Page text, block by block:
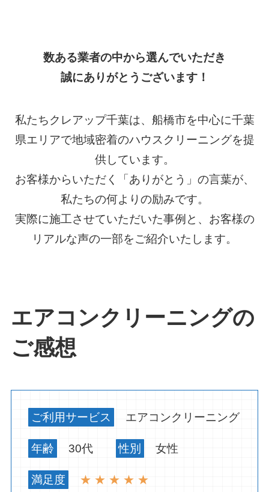
数ある業者の中から選んでいただき
誠にありがとうございます！
私たちクレアップ千葉は、船橋市を中心に千葉
県エリアで地域密着のハウスクリーニングを提
供しています。
お客様からいただく「ありがとう」の言葉が、
私たちの何よりの励みです。
実際に施工させていただいた事例と、お客様の
リアルな声の一部をご紹介いたします。
エアコンクリーニングの
ご感想
ご利用サービス エアコンクリーニング
年齢 30代 性別 女性
満足度 ★ ★ ★ ★ ★